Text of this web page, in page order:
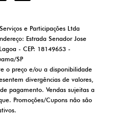
e Participações Ltda
Estrada Senador Jose
- CEP: 18149653 -
SP
o preço e/ou a disponibilidade
divergências de valores,
pagamento. Vendas sujeitas a
Promoções/Cupons não são